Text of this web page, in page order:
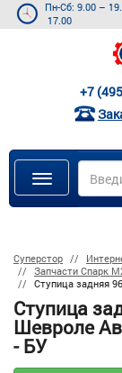
Пн-Сб: 9.00 –
17.00
+7
Суперстор
Запчасти Спарк
Ступица задняя
Ступица
Шевроле
- БУ